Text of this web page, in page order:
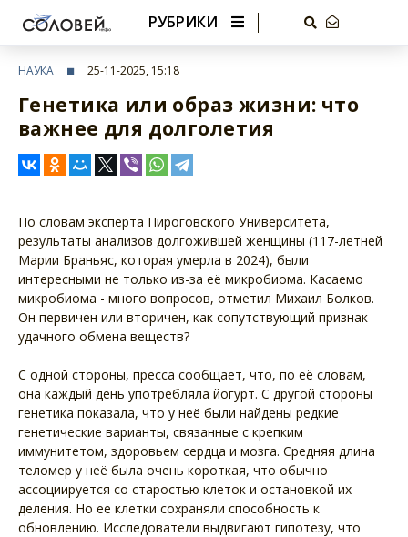
РУБРИКИ
НАУКА 25-11-2025, 15:18
Генетика или образ жизни: что
важнее для долголетия
По словам эксперта Пироговского Университета,
результаты анализов долгожившей женщины (117-летней
Марии Браньяс, которая умерла в 2024), были
интересными не только из-за её микробиома. Касаемо
микробиома - много вопросов, отметил Михаил Болков.
Он первичен или вторичен, как сопутствующий признак
удачного обмена веществ?
С одной стороны, пресса сообщает, что, по её словам,
она каждый день употребляла йогурт. С другой стороны
генетика показала, что у неё были найдены редкие
генетические варианты, связанные с крепким
иммунитетом, здоровьем сердца и мозга. Средняя длина
теломер у неё была очень короткая, что обычно
ассоциируется со старостью клеток и остановкой их
деления. Но ее клетки сохраняли способность к
обновлению. Исследователи выдвигают гипотезу, что